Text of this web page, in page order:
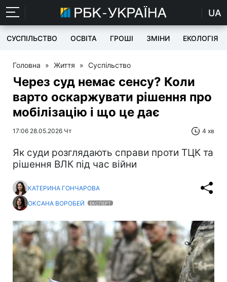
UA
СУСПІЛЬСТВО ОСВІТА ГРОШІ ЗМІНИ ЕКОЛОГІЯ
Головна » Життя » Суспільство
Через суд немає сенсу? Коли
варто оскаржувати рішення про
мобілізацію і що це дає
17:06 28.05.2026 Чт 4 хв
Як суди розглядають справи проти ТЦК та
рішення ВЛК під час війни
КАТЕРИНА ГОНЧАРОВА
ОКСАНА ВОРОБЕЙ
ЕКСПЕРТ